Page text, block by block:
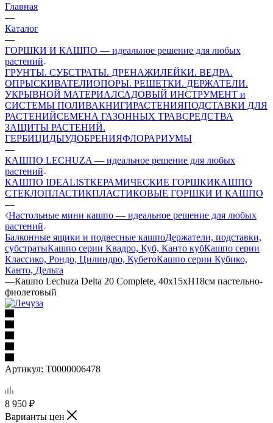
Главная
—
Каталог
—
ГОРШКИ И КАШПО — идеальное решение для любых
растений
ГРУНТЫ. СУБСТРАТЫ. ДРЕНАЖИЛЕЙКИ. ВЕДРА.
ОПРЫСКИВАТЕЛИОПОРЫ. РЕШЕТКИ. ДЕРЖАТЕЛИ.
УКРЫВНОЙ МАТЕРИАЛСАДОВЫЙ ИНСТРУМЕНТ и
СИСТЕМЫ ПОЛИВАКНИГИРАСТЕНИЯПОДСТАВКИ ДЛЯ
РАСТЕНИЙСЕМЕНА ГАЗОННЫХ ТРАВСРЕДСТВА
ЗАЩИТЫ РАСТЕНИЙ.
ГЕРБИЦИДЫУДОБРЕНИЯФЛОРАРИУМЫ
—
КАШПО LECHUZA — идеальное решение для любых
растений
КАШПО IDEALISTКЕРАМИЧЕСКИЕ ГОРШКИКАШПО
СТЕКЛОПЛАСТИКПЛАСТИКОВЫЕ ГОРШКИ И КАШПО
—
Настольные мини кашпо — идеальное решение для любых
растений
Балконные ящики и подвесные кашпоДержатели, подставки,
субстратыКашпо серии Квадро, Куб, Канто кубКашпо серии
Классико, Рондо, Цилиндро, КубетоКашпо серии Кубико,
Канто, Дельта
—Кашпо Lechuza Delta 20 Complete, 40x15xH18см пастельно-
фиолетовый
Артикул: Т0000006478
8 950 ₽
Варианты цен